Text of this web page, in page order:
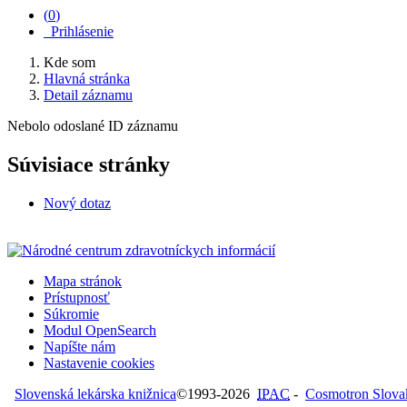
(0)
Prihlásenie
Kde som
Hlavná stránka
Detail záznamu
Nebolo odoslané ID záznamu
Súvisiace stránky
Nový dotaz
Mapa stránok
Prístupnosť
Súkromie
Modul OpenSearch
Napíšte nám
Nastavenie cookies
Slovenská lekárska knižnica©1993-2026 IPAC - Cosmotron